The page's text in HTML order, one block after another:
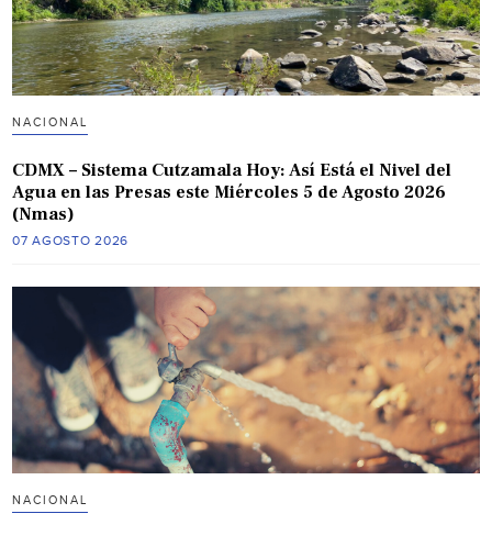
NACIONAL
CDMX – Sistema Cutzamala Hoy: Así Está el Nivel del
Agua en las Presas este Miércoles 5 de Agosto 2026
(Nmas)
07 AGOSTO 2026
NACIONAL